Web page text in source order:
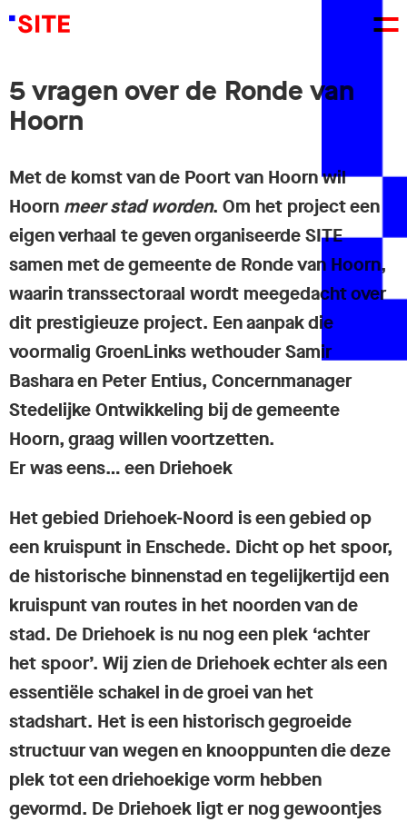
5 vragen over de Ronde van
Hoorn
Met de komst van de Poort van Hoorn wil
Hoorn meer stad worden. Om het project een
eigen verhaal te geven organiseerde SITE
samen met de gemeente de Ronde van Hoorn,
waarin transsectoraal wordt meegedacht over
dit prestigieuze project. Een aanpak die
voormalig GroenLinks wethouder Samir
Bashara en Peter Entius, Concernmanager
Stedelijke Ontwikkeling bij de gemeente
Hoorn, graag willen voortzetten.
Er was eens… een Driehoek
Het gebied Driehoek-Noord is een gebied op
een kruispunt in Enschede. Dicht op het spoor,
de historische binnenstad en tegelijkertijd een
kruispunt van routes in het noorden van de
stad. De Driehoek is nu nog een plek ‘achter
het spoor’. Wij zien de Driehoek echter als een
essentiële schakel in de groei van het
stadshart. Het is een historisch gegroeide
structuur van wegen en knooppunten die deze
plek tot een driehoekige vorm hebben
gevormd. De Driehoek ligt er nog gewoontjes